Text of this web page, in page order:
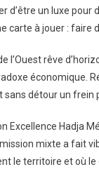
d’être un luxe pour
carte à jouer : faire
l’Ouest rêve
économique.
détour un frein
Excellence Hadja
mixte a fait
le territoire et où